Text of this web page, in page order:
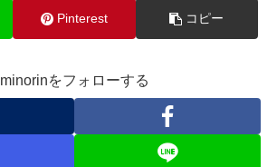
Pinterest コピー
minorinをフォローする